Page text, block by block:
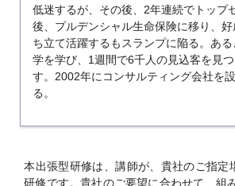
低迷するが、その後、2年連続でトップ
後、プルデンシャル生命保険に移り、
ち立て活躍するもスランプに陥る。あ
学を学び、1週間で6千人の見込客を見
す。2002年にコンサルティング会社を
る。
本出張型研修は、講師が、貴社のご指定
研修です。貴社のご要望に合わせて、組